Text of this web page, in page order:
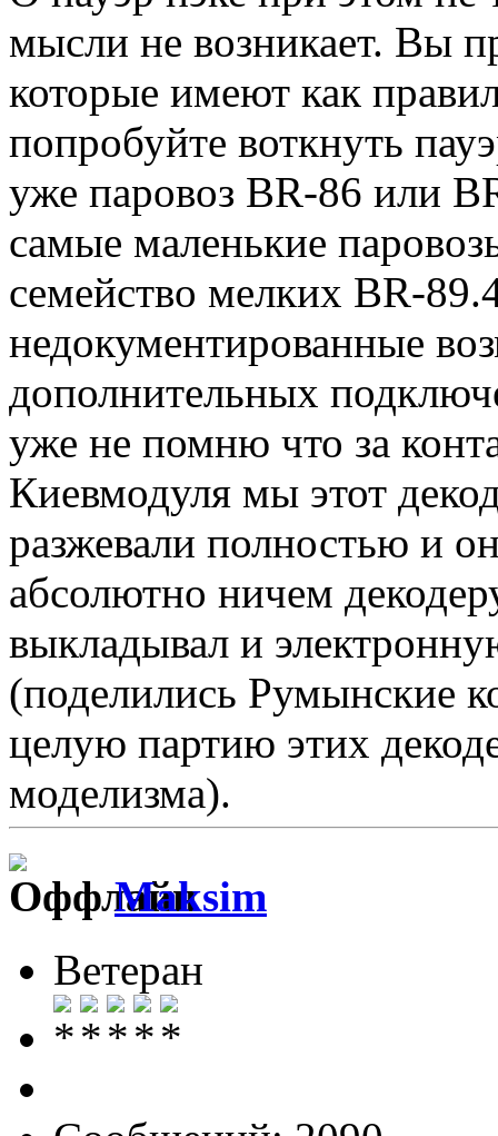
мысли не возникает. Вы
которые имеют как
попробуйте воткнуть
уже паровоз BR-86 или
самые маленькие
семейство мелких BR-
недокументированные
дополнительных
уже не помню что за
Киевмодуля мы этот
разжевали полностью и
абсолютно ничем
выкладывал и
(поделились Румынские
целую партию этих
моделизма).
Maksim
Ветеран